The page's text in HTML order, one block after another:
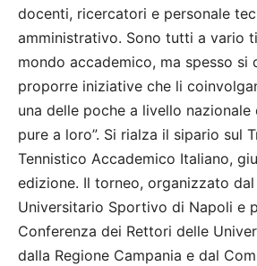
docenti, ricercatori e personale
amministrativo. Sono tutti a vario
mondo accademico, ma spesso si
proporre iniziative che li
una delle poche a livello
pure a loro”. Si rialza il sipario sul
Tennistico Accademico Italiano,
edizione. Il torneo, organizzato
Universitario Sportivo di Napoli e
Conferenza dei Rettori delle
dalla Regione Campania e dal